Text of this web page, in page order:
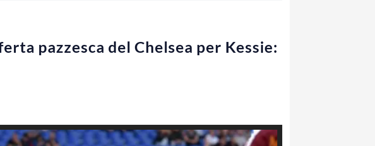
pazzesca del Chelsea per Kessie: